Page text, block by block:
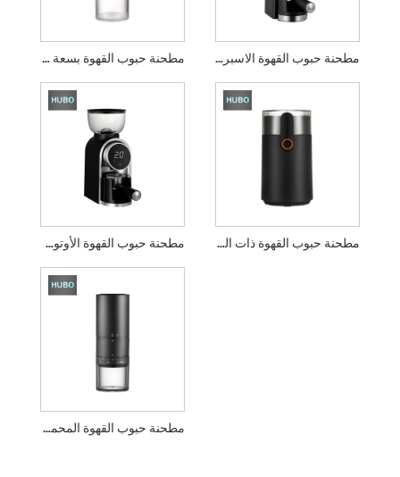
مطحنة حبوب القهوة بسعة 25 جرام مطحنة حبوب القهوة الاسبريسو
مطحنة حبوب القهوة الأوتوماتيكية مطحنة حبوب القهوة ذات الشفرات المسطحة
مطحنة حبوب القهوة المحمولة